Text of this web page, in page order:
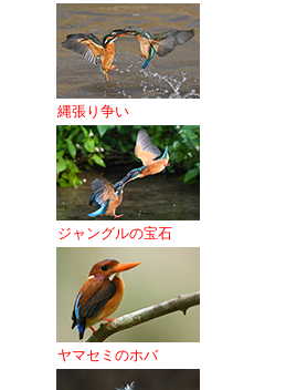
縄張り争い
ジャングルの宝石
ヤマセミのホバ